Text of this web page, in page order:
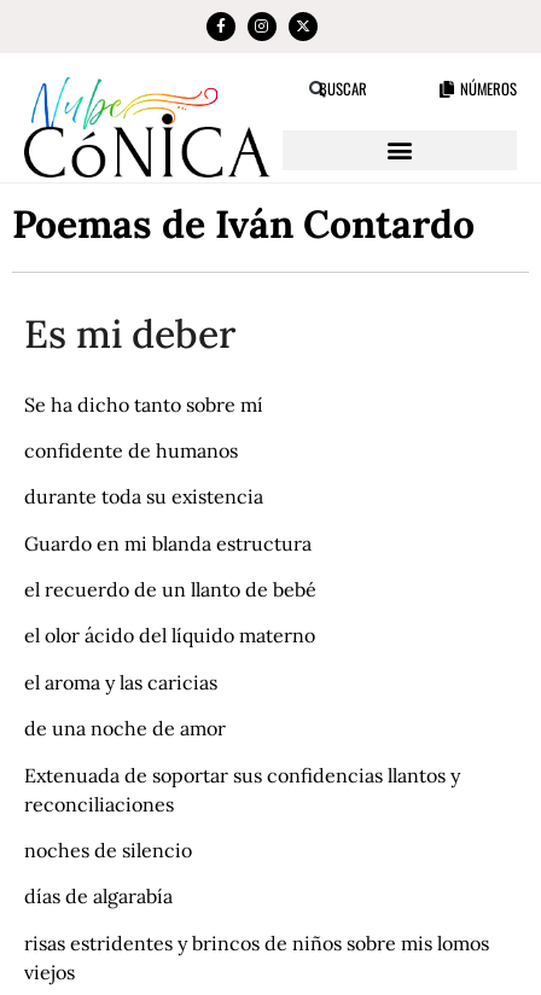
BUSCAR NÚMEROS
Poemas de Iván Contardo
Es mi deber
Se ha dicho tanto sobre mí
confidente de humanos
durante toda su existencia
Guardo en mi blanda estructura
el recuerdo de un llanto de bebé
el olor ácido del líquido materno
el aroma y las caricias
de una noche de amor
Extenuada de soportar sus confidencias llantos y
reconciliaciones
noches de silencio
días de algarabía
risas estridentes y brincos de niños sobre mis lomos
viejos